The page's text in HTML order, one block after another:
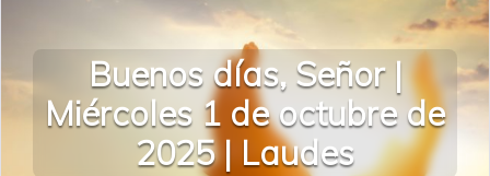
Buenos días, Señor |
Miércoles 1 de octubre de
2025 | Laudes